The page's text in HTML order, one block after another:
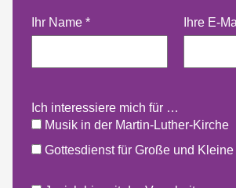
Ihr Name * Ihre E-
Ich interessiere mich für …
Musik in der Martin-Luther-Kirche
Gottesdienst für Große und Kleine